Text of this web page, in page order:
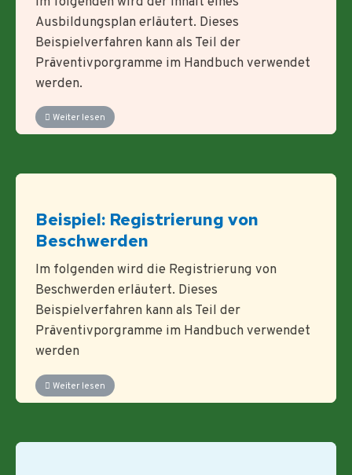
Ausbildungsplan erläutert. Dieses
Beispielverfahren kann als Teil der
Präventivporgramme im Handbuch verwendet
werden.
Weiter lesen
Beispiel: Registrierung von
Beschwerden
Im folgenden wird die Registrierung von
Beschwerden erläutert. Dieses
Beispielverfahren kann als Teil der
Präventivporgramme im Handbuch verwendet
werden
Weiter lesen